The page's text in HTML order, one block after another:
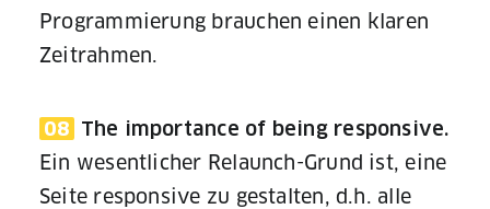
Programmierung brauchen einen klaren
Zeitrahmen.
08 The importance of being responsive.
Ein wesentlicher Relaunch-Grund ist, eine
Seite responsive zu gestalten, d.h. alle